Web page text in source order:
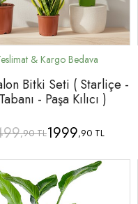
Bitki Seti ( Starliçe -
- Paşa Kılıcı )
,90 TL1999,90 TL